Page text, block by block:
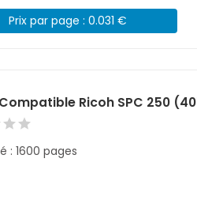
Prix par page : 0.031 €
Ricoh SPC 250
: 1600 pages